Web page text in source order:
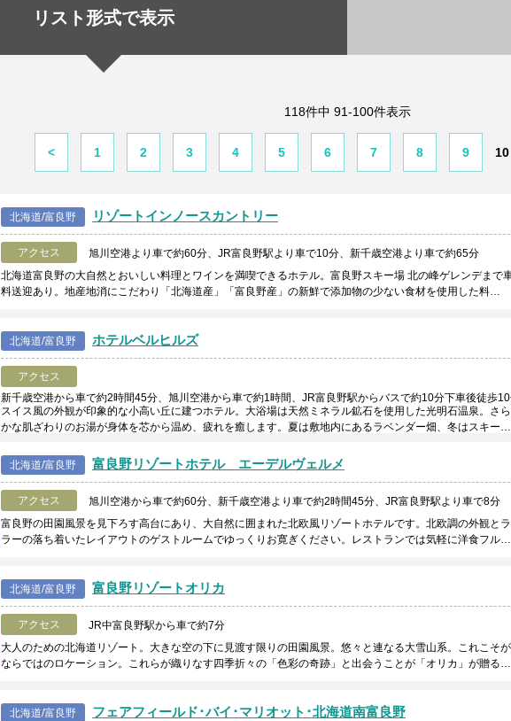
リスト形式で表示
118件中 91-100件表示
< 1 2 3 4 5 6 7 8 9 10
北海道/富良野 リゾートインノースカントリー
アクセス
旭川空港より車で約60分、JR富良野駅より車で10分、新千歳空港より車で約65分
北海道富良野の大自然とおいしい料理とワインを満喫できるホテル。富良野スキー場 北の峰ゲレンデまで
料送迎あり。地産地消にこだわり「北海道産」「富良野産」の新鮮で添加物の少ない食材を使用した料…
北海道/富良野 ホテルベルヒルズ
アクセス
新千歳空港から車で約2時間45分、旭川空港から車で約1時間、JR富良野駅からバスで約10分下車後徒歩
スイス風の外観が印象的な小高い丘に建つホテル。大浴場は天然ミネラル鉱石を使用した光明石温泉。さ
かな肌ざわりのお湯が身体を芯から温め、疲れを癒します。夏は敷地内にあるラベンダー畑、冬はスキー…
北海道/富良野 富良野リゾートホテル エーデルヴェルメ
アクセス
旭川空港から車で約60分、新千歳空港より車で約2時間45分、JR富良野駅より車で8分
富良野の田園風景を見下ろす高台にあり、大自然に囲まれた北欧風リゾートホテルです。北欧調の外観と
ラーの落ち着いたレイアウトのゲストルームでゆっくりお寛ぎください。レストランでは気軽に洋食フル…
北海道/富良野 富良野リゾートオリカ
アクセス
JR中富良野駅から車で約7分
大人のための北海道リゾート。大きな空の下に見渡す限りの田園風景。悠々と連なる大雪山系。これこそが
ならではのロケーション。これらが織りなす四季折々の「色彩の奇跡」と出会うことが「オリカ」が贈る…
北海道/富良野 フェアフィールド･バイ･マリオット･北海道南富良野